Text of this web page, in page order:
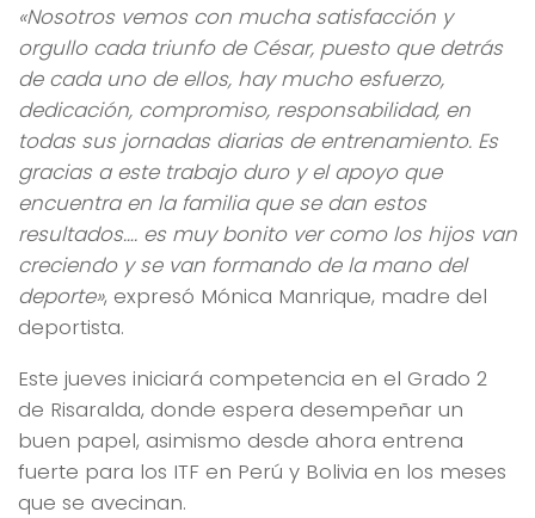
«Nosotros vemos con mucha satisfacción y
orgullo cada triunfo de César, puesto que detrás
de cada uno de ellos, hay mucho esfuerzo,
dedicación, compromiso, responsabilidad, en
todas sus jornadas diarias de entrenamiento. Es
gracias a este trabajo duro y el apoyo que
encuentra en la familia que se dan estos
resultados…. es muy bonito ver como los hijos van
creciendo y se van formando de la mano del
deporte», expresó Mónica Manrique, madre del
deportista.
Este jueves iniciará competencia en el Grado 2
de Risaralda, donde espera desempeñar un
buen papel, asimismo desde ahora entrena
fuerte para los ITF en Perú y Bolivia en los meses
que se avecinan.